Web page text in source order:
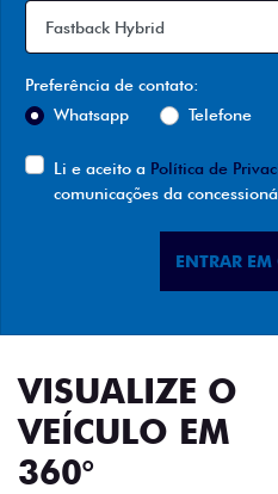
Preferência de contato:
Whatsapp
Telefone
Li e aceito a Política de
comunicações da
ENTRAR
VISUALIZE O
VEÍCULO EM
360°